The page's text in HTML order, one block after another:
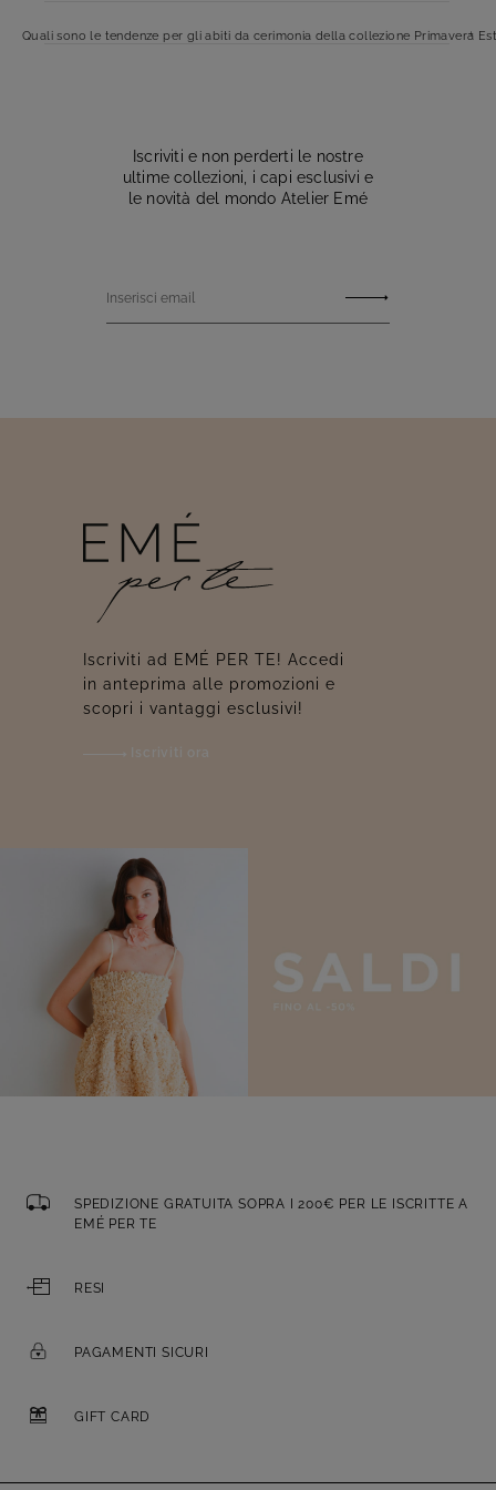
Quali sono le tendenze per gli abiti da cerimonia della collezione Primavera
Iscriviti e non perderti le nostre
ultime collezioni, i capi esclusivi e
le novità del mondo Atelier Emé
Inserisci email
Iscriviti ad EMÉ PER TE! Accedi
in anteprima alle promozioni e
scopri i vantaggi esclusivi!
Iscriviti ora
SPEDIZIONE GRATUITA SOPRA I 200€ PER LE ISCRITTE A
EMÉ PER TE
RESI
PAGAMENTI SICURI
GIFT CARD